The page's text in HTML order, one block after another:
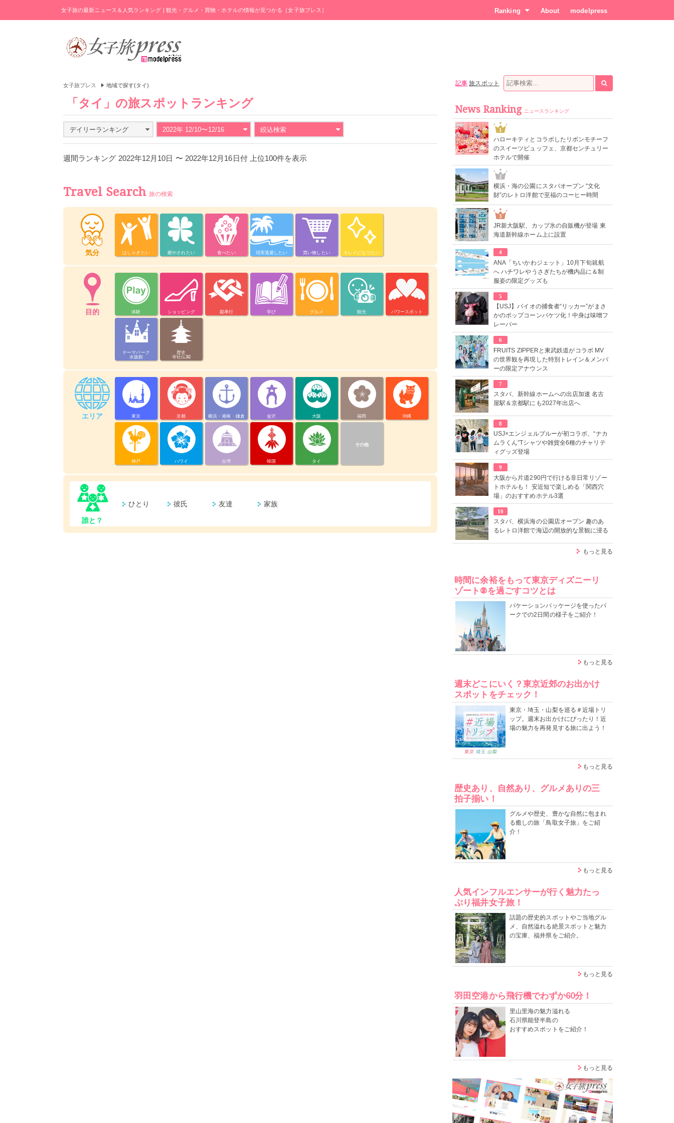
女子旅の最新ニュース＆人気ランキング | 観光・グルメ・買物・ホテルの情報が見つかる［女子旅プレス］ Ranking About modelpress
女子旅プレス 地域で探す(タイ)
「タイ」の旅スポットランキング
デイリーランキング 2022年 12/10〜12/16 絞込検索
週間ランキング 2022年12月10日 〜 2022年12月16日付 上位100件を表示
Travel Search 旅の検索
気分 はしゃぎたい 癒やされたい 食べたい 現実逃避したい 買い物したい キレイになりたい
目的 体験 ショッピング 親孝行 学び グルメ 観光 パワースポット
テーマパーク
水族館
歴史
寺社仏閣
エリア 東京 京都 横浜・湘南・鎌倉 金沢 大阪 福岡 沖縄
神戸 ハワイ 台湾 韓国 タイ
その他
誰と？
ひとり 彼氏 友達 家族
記事 旅スポット
News Ranking ニュースランキング
1
ハローキティとコラボしたリボンモチーフ
のスイーツビュッフェ、京都センチュリー
ホテルで開催
2
横浜・海の公園にスタバオープン “文化
財”のレトロ洋館で至福のコーヒー時間
3
JR新大阪駅、カップ氷の自販機が登場 東
海道新幹線ホーム上に設置
4
ANA「ちいかわジェット」10月下旬就航
へ ハチワレやうさぎたちが機内品に＆制
服姿の限定グッズも
5
【USJ】バイオの捕食者“リッカー”がまさ
かのポップコーンバケツ化！中身は味噌フ
レーバー
6
FRUITS ZIPPERと東武鉄道がコラボ MV
の世界観を再現した特別トレイン＆メンバ
ーの限定アナウンス
7
スタバ、新幹線ホームへの出店加速 名古
屋駅＆京都駅にも2027年出店へ
8
USJ×エンジェルブルーが初コラボ、“ナカ
ムラくん”Tシャツや雑貨全6種のチャリテ
ィグッズ登場
9
大阪から片道290円で行ける非日常リゾー
トホテルも！ 安近短で楽しめる「関西穴
場」のおすすめホテル3選
10
スタバ、横浜海の公園店オープン 趣のあ
るレトロ洋館で海辺の開放的な景観に浸る
もっと見る
時間に余裕をもって東京ディズニーリ
ゾート®を過ごすコツとは
バケーションパッケージを使ったパ
ークでの2日間の様子をご紹介！
もっと見る
週末どこにいく？東京近郊のお出かけ
スポットをチェック！
東京・埼玉・山梨を巡る＃近場トリ
ップ。週末お出かけにぴったり！近
場の魅力を再発見する旅に出よう！
もっと見る
歴史あり、自然あり、グルメありの三
拍子揃い！
グルメや歴史、豊かな自然に包まれ
る癒しの旅「鳥取女子旅」をご紹
介！
もっと見る
人気インフルエンサーが行く魅力たっ
ぷり福井女子旅！
話題の歴史的スポットやご当地グル
メ、自然溢れる絶景スポットと魅力
の宝庫、福井県をご紹介。
もっと見る
羽田空港から飛行機でわずか60分！
里山里海の魅力溢れる
石川県能登半島の
おすすめスポットをご紹介！
もっと見る